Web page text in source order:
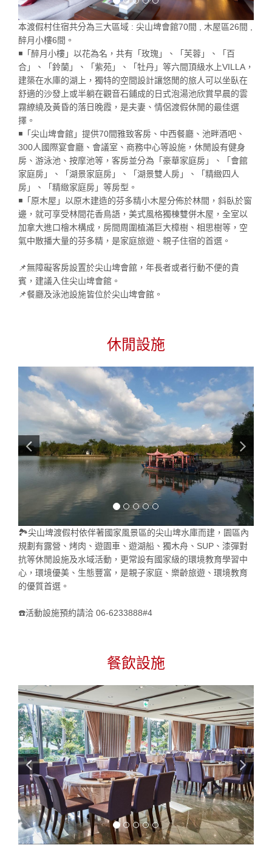
本渡假村住宿共分為三大區域 : 尖山埤會館70間 , 木屋區26間 ,
醉月小樓6間。
◾「醉月小樓」以花為名，共有「玫瑰」、「芙蓉」、「百
合」、「鈴蘭」、「紫苑」、「牡丹」等六間頂級水上VILLA，
建築在水庫的湖上，獨特的空間設計讓悠閒的旅人可以坐臥在
舒適的沙發上或半躺在觀音石鋪成的日式泡湯池欣賞早晨的雲
霧繚繞及黃昏的落日晚霞，是夫妻、情侶渡假休閒的最佳選
擇。
◾「尖山埤會館」提供70間雅致客房、中西餐廳、池畔酒吧、
300人國際宴會廳、會議室、商務中心等設施，休閒設有健身
房、游泳池、按摩池等，客房並分為「豪華家庭房」、「會館
家庭房」‬、「湖景家庭房」、「湖景雙人房」、「精緻四人
房」‬、「精緻家庭房」等房型。
◾「原木屋」以原木建造的芬多精小木屋分佈於林間，斜臥於窗
邊，就可享受林間花香鳥語，美式風格獨棟雙併木屋，全室以
加拿大進口檜木構成，房間周圍植滿巨大樟樹、相思樹等，空
氣中散播大量的芬多精，是家庭旅遊、親子住宿的首選。
📌無障礙客房設置於尖山埤會館，年長者或者行動不便的貴
賓，建議入住尖山埤會館。
📌餐廳及泳池設施皆位於尖山埤會館。
休閒設施
🏞️尖山埤渡假村依伴著國家風景區的尖山埤水庫而建，園區內
規劃有露營、烤肉、遊園車、遊湖船、獨木舟、SUP、漆彈對
抗等休閒設施及水域活動，更常設有國家級的環境教育學習中
心，環境優美、生態豐富，是親子家庭、樂齡旅遊、環境教育
的優質首選。
☎️活動設施預約請洽 06-6233888#4
餐飲設施